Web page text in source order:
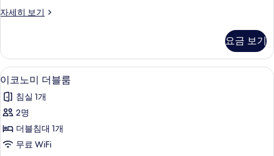
플
사
진
모
두
보
기
자세히 보기
스
트
리
플
룸
자
세
보
기
요금 보기
이
코
노
미
더
이코노미 더블룸 | 저자극성 침구, 책
1
이코노미 더블룸
침실 1개
2명
더블침대 1개
무료 WiFi